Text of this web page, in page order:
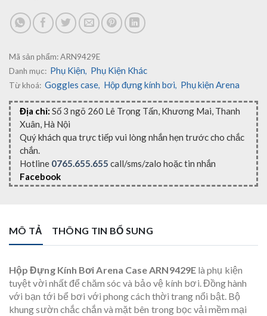
Mã sản phẩm:ARN9429E
Danh mục: Phụ Kiện, Phụ Kiện Khác
Từ khoá: Goggles case, Hộp đựng kính bơi, Phụ kiện Arena
Địa chỉ: Số 3 ngõ 260 Lê Trọng Tấn, Khương Mai, Thanh
Xuân, Hà Nội
Quý khách qua trực tiếp vui lòng nhắn hẹn trước cho chắc
chắn.
Hotline 0765.655.655 call/sms/zalo hoặc tin nhắn
Facebook
MÔ TẢ THÔNG TIN BỔ SUNG
Hộp Đựng Kính Bơi Arena Case ARN9429Elà phụ kiện
tuyệt vời nhất để chăm sóc và bảo vệ kính bơi. Đồng hành
với bạn tới bể bơi với phong cách thời trang nổi bật. Bộ
khung sườn chắc chắn và mặt bên trong bọc vải mềm mại